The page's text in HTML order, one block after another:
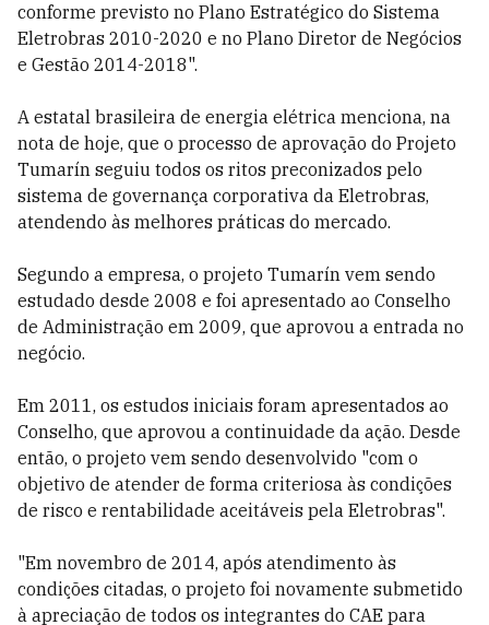
conforme previsto no Plano Estratégico do Sistema
Eletrobras 2010-2020 e no Plano Diretor de Negócios
e Gestão 2014-2018".
A estatal brasileira de energia elétrica menciona, na
nota de hoje, que o processo de aprovação do Projeto
Tumarín seguiu todos os ritos preconizados pelo
sistema de governança corporativa da Eletrobras,
atendendo às melhores práticas do mercado.
Segundo a empresa, o projeto Tumarín vem sendo
estudado desde 2008 e foi apresentado ao Conselho
de Administração em 2009, que aprovou a entrada no
negócio.
Em 2011, os estudos iniciais foram apresentados ao
Conselho, que aprovou a continuidade da ação. Desde
então, o projeto vem sendo desenvolvido "com o
objetivo de atender de forma criteriosa às condições
de risco e rentabilidade aceitáveis pela Eletrobras".
"Em novembro de 2014, após atendimento às
condições citadas, o projeto foi novamente submetido
à apreciação de todos os integrantes do CAE para